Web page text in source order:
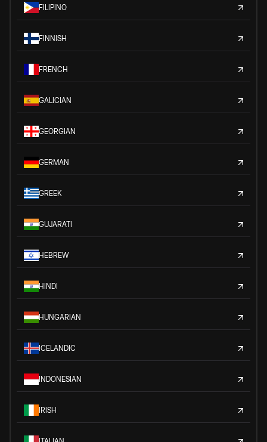
FILIPINO
FINNISH
FRENCH
GALICIAN
GEORGIAN
GERMAN
GREEK
GUJARATI
HEBREW
HINDI
HUNGARIAN
ICELANDIC
INDONESIAN
IRISH